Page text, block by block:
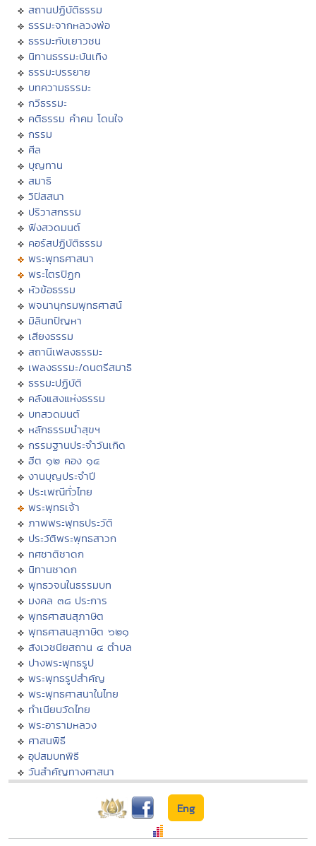
สถานปฏิบัติธรรม
ธรรมะจากหลวงพ่อ
ธรรมะกับเยาวชน
นิทานธรรมะบันเทิง
ธรรมะบรรยาย
บทความธรรมะ
กวีธรรมะ
คติธรรม คำคม โดนใจ
กรรม
ศีล
บุญทาน
สมาธิ
วิปัสสนา
ปริวาสกรรม
ฟังสวดมนต์
คอร์สปฏิบัติธรรม
พระพุทธศาสนา
พระไตรปิฏก
หัวข้อธรรม
พจนานุกรมพุทธศาสน์
มิลินทปัญหา
เสียงธรรม
สถานีเพลงธรรมะ
เพลงธรรมะ/ดนตรีสมาธิ
ธรรมะปฏิบัติ
คลังแสงแห่งธรรม
บทสวดมนต์
หลักธรรมนำสุขฯ
กรรมฐานประจำวันเกิด
ฮีต ๑๒ คอง ๑๔
งานบุญประจำปี
ประเพณีทั่วไทย
พระพุทธเจ้า
ภาพพระพุทธประวัติ
ประวัติพระพุทธสาวก
ทศชาติชาดก
นิทานชาดก
พุทธวจนในธรรมบท
มงคล ๓๘ ประการ
พุทธศาสนสุภาษิต
พุทธศาสนสุภาษิต ๖๒๑
สังเวชนียสถาน ๔ ตำบล
ปางพระพุทธรูป
พระพุทธรูปสำคัญ
พระพุทธศาสนาในไทย
ทำเนียบวัดไทย
พระอารามหลวง
ศาสนพิธี
อุปสมบทพิธี
วันสำคัญทางศาสนา
Eng